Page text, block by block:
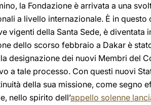
la Fondazione è arrivata a una
a livello internazionale. È in
vigenti della Santa Sede, è diventata
dello scorso febbraio a Dakar è
designazione dei nuovi Membri del
a tale processo. Con questi nuovi
della sua missione, come segno
nello spirito dell’appello solenne